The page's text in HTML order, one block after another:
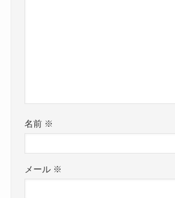
名前 ※
メール ※